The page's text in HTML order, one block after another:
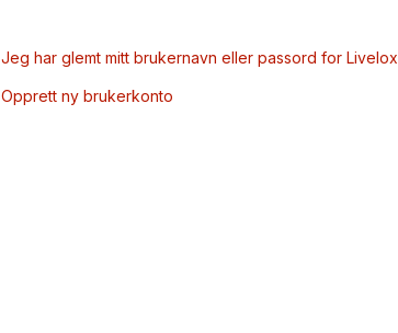
Jeg har glemt mitt brukernavn eller passord for Livelox
Opprett ny brukerkonto